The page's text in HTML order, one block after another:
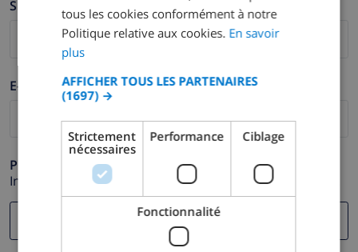
Surname *
E-mail *
Phone *
In case your email address does not function correctly.
SPANISH
GERMAN
DANISH
tous les cookies conformément à notre
Politique relative aux cookies. En savoir
plus
AFFICHER TOUS LES PARTENAIRES
(1697) →
Strictement
nécessaires
Performance Ciblage
Fonctionnalité